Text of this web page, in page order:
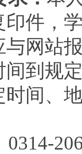
件，
与网站
到规
间、
0314-